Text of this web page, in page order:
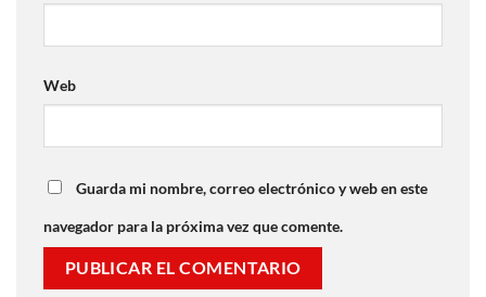
Web
Guarda mi nombre, correo electrónico y web en este
navegador para la próxima vez que comente.